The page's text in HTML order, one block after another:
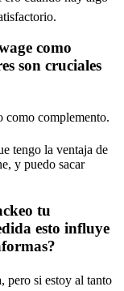
como
son cruciales
complemento.
tengo la ventaja de
y puedo sacar
tu
esto influye
pero si estoy al tanto